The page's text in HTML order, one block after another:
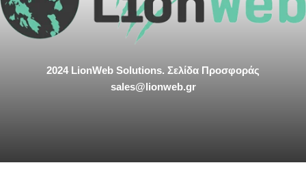
2024 LionWeb Solutions. Σελίδα Προσφοράς
sales@lionweb.gr